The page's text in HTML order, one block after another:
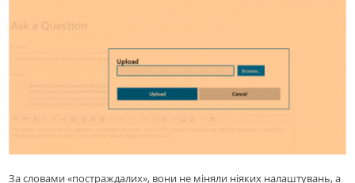
За словами «постраждалих», вони не міняли ніяких налаштувань, а